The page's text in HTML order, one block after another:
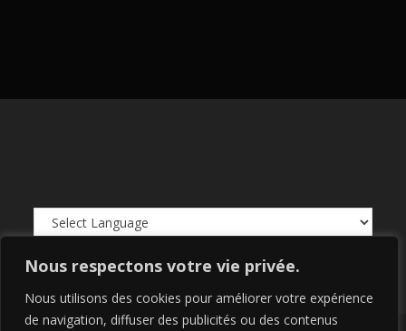
Nous respectons votre vie privée.
Nous utilisons des cookies pour améliorer votre expérience
de navigation, diffuser des publicités ou des contenus